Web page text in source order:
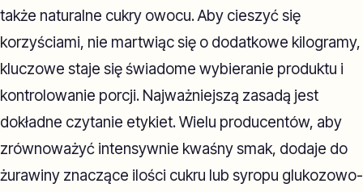
także naturalne cukry owocu. Aby cieszyć się
korzyściami, nie martwiąc się o dodatkowe kilogramy,
kluczowe staje się świadome wybieranie produktu i
kontrolowanie porcji. Najważniejszą zasadą jest
dokładne czytanie etykiet. Wielu producentów, aby
zrównoważyć intensywnie kwaśny smak, dodaje do
żurawiny znaczące ilości cukru lub syropu glukozowo-